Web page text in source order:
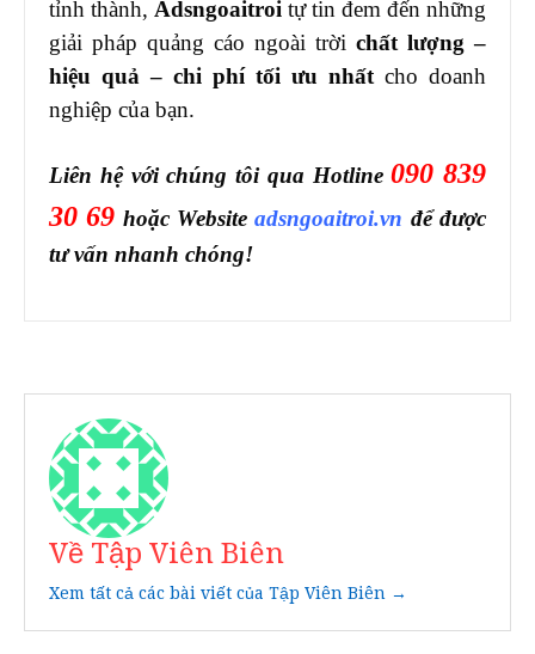
tỉnh thành, Adsngoaitroi tự tin đem đến những
giải pháp quảng cáo ngoài trời chất lượng –
hiệu quả – chi phí tối ưu nhất cho doanh
nghiệp của bạn.
Liên hệ với chúng tôi qua Hotline090 839
30 69 hoặc Websiteadsngoaitroi.vn để được
tư vấn nhanh chóng!
Về Tập Viên Biên
Xem tất cả các bài viết của Tập Viên Biên →